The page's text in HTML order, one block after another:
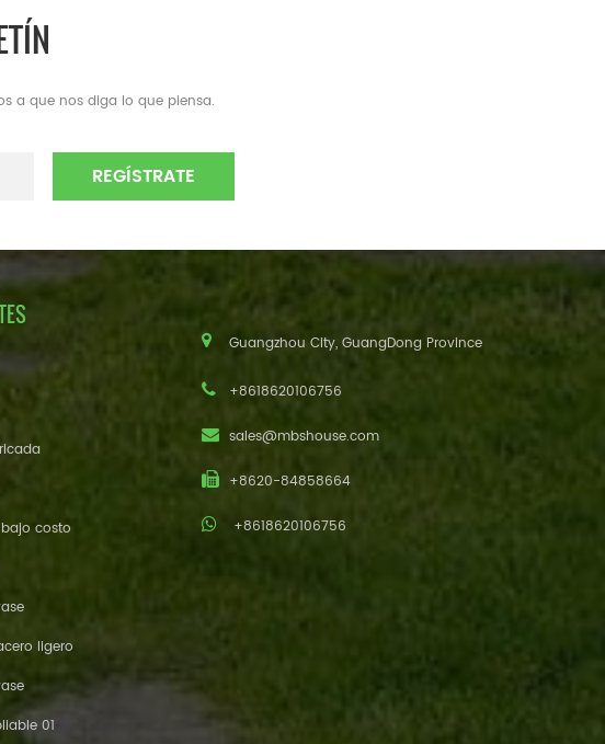
a que nos diga lo que piensa.
costo
ligero
01
Guangzhou City, GuangDong Province
+8618620106756
sales@mbshouse.com
+8620-84858664
+8618620106756